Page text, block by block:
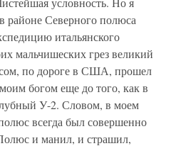
районе Северного полюса
итальянского
мальчишеских грез великий
по дороге в США, прошел
богом еще до того, как в
У-2. Словом, в моем
всегда был совершенно
и манил, и страшил,